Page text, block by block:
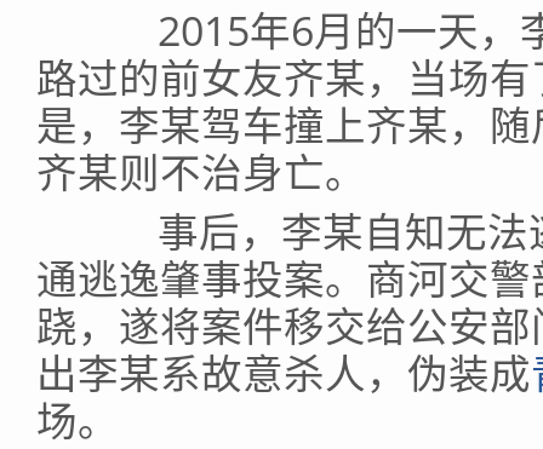
2015年6月的一天，
路过的前女友齐某，当场
是，李某驾车撞上齐某，
齐某则不治身亡。
事后，李某自知无法
通逃逸肇事投案。商河交
跷，遂将案件移交给公安
出李某系故意杀人，伪装成
场。